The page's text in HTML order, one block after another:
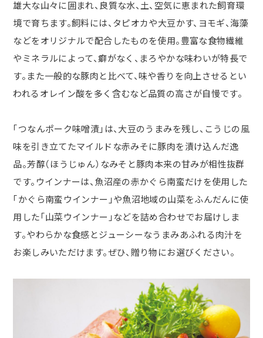
雄大な山々に囲まれ、良質な水、土、空気に恵まれた飼育環
境で育ちます。飼料には、タピオカや大豆かす、ヨモギ、海藻
などをオリジナルで配合したものを使用。豊富な食物繊維
やミネラルによって、癖がなく、まろやかな味わいが特長で
す。また一般的な豚肉と比べて、味や香りを向上させるとい
われるオレイン酸を多く含むなど品質の高さが自慢です。
「つなんポーク味噌漬」は、大豆のうまみを残し、こうじの風
味を引き立てたマイルドな赤みそに豚肉を漬け込んだ逸
品。芳醇（ほうじゅん）なみそと豚肉本来の甘みが相性抜群
です。ウインナーは、魚沼産の赤かぐら南蛮だけを使用した
「かぐら南蛮ウインナー」や魚沼地域の山菜をふんだんに使
用した「山菜ウインナー」などを詰め合わせでお届けしま
す。やわらかな食感とジューシーなうまみあふれる肉汁を
お楽しみいただけます。ぜひ、贈り物にお選びください。